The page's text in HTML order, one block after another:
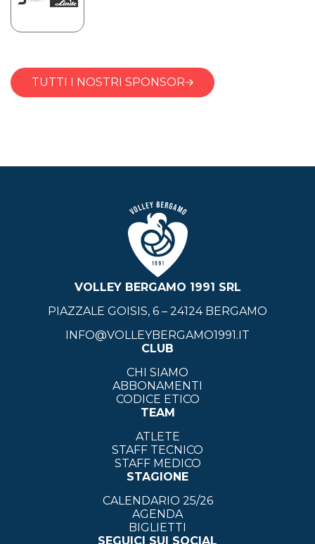
TUTTI I NOSTRI SPONSOR
VOLLEY BERGAMO 1991 SRL
PIAZZALE GOISIS, 6 – 24124 BERGAMO
INFO@VOLLEYBERGAMO1991.IT
CLUB
CHI SIAMO
ABBONAMENTI
CODICE ETICO
TEAM
ATLETE
STAFF TECNICO
STAFF MEDICO
STAGIONE
CALENDARIO 25/26
AGENDA
BIGLIETTI
SEGUICI SUI SOCIAL